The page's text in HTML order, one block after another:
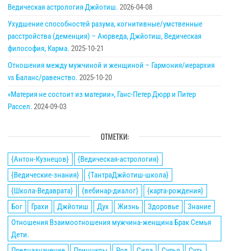
Ведическая астрология Джйотиш. 2026-04-08
Ухудшение способностей разума, когнитивные/умственные
расстройства (деменция) – Аюрведа, Джйотиш, Ведическая
философия, Карма. 2025-10-21
Отношения между мужчиной и женщиной – Гармония/иерархия
vs Баланс/равенство. 2025-10-20
«Материя не состоит из материи», Ганс-Петер Дюрр и Питер
Рассел. 2024-09-03
ОТМЕТКИ:
{Антон-Кузнецов}
{Ведическая-астрология}
{Ведические-знания}
{ТантраДжйотиш-школа}
{Школа-Ведаврата}
{вебинар-диалог}
{карта-рождения}
Бог
Грахи Джйотиш Дух Жизнь Здоровье
Знание
Отношения Взаимоотношения мужчина-женщина Брак Семья
Дети.